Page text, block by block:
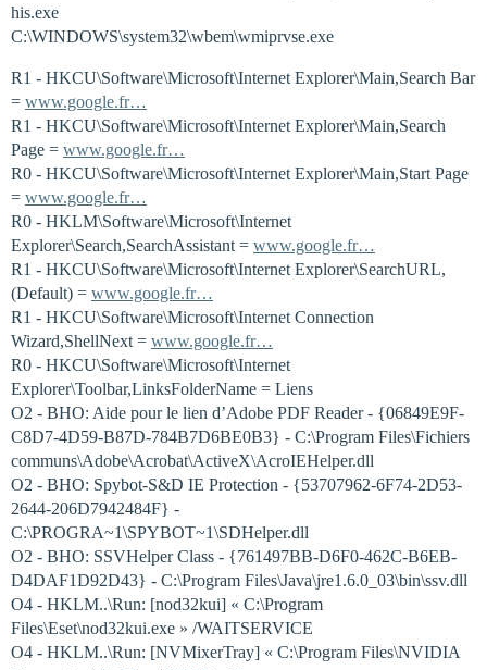
his.exe
C:\WINDOWS\system32\wbem\wmiprvse.exe
R1 - HKCU\Software\Microsoft\Internet Explorer\Main,Search Bar
= www.google.fr…
R1 - HKCU\Software\Microsoft\Internet Explorer\Main,Search
Page = www.google.fr…
R0 - HKCU\Software\Microsoft\Internet Explorer\Main,Start Page
= www.google.fr…
R0 - HKLM\Software\Microsoft\Internet
Explorer\Search,SearchAssistant = www.google.fr…
R1 - HKCU\Software\Microsoft\Internet Explorer\SearchURL,
(Default) = www.google.fr…
R1 - HKCU\Software\Microsoft\Internet Connection
Wizard,ShellNext = www.google.fr…
R0 - HKCU\Software\Microsoft\Internet
Explorer\Toolbar,LinksFolderName = Liens
O2 - BHO: Aide pour le lien d’Adobe PDF Reader - {06849E9F-
C8D7-4D59-B87D-784B7D6BE0B3} - C:\Program Files\Fichiers
communs\Adobe\Acrobat\ActiveX\AcroIEHelper.dll
O2 - BHO: Spybot-S&D IE Protection - {53707962-6F74-2D53-
2644-206D7942484F} -
C:\PROGRA~1\SPYBOT~1\SDHelper.dll
O2 - BHO: SSVHelper Class - {761497BB-D6F0-462C-B6EB-
D4DAF1D92D43} - C:\Program Files\Java\jre1.6.0_03\bin\ssv.dll
O4 - HKLM..\Run: [nod32kui] « C:\Program
Files\Eset\nod32kui.exe » /WAITSERVICE
O4 - HKLM..\Run: [NVMixerTray] « C:\Program Files\NVIDIA